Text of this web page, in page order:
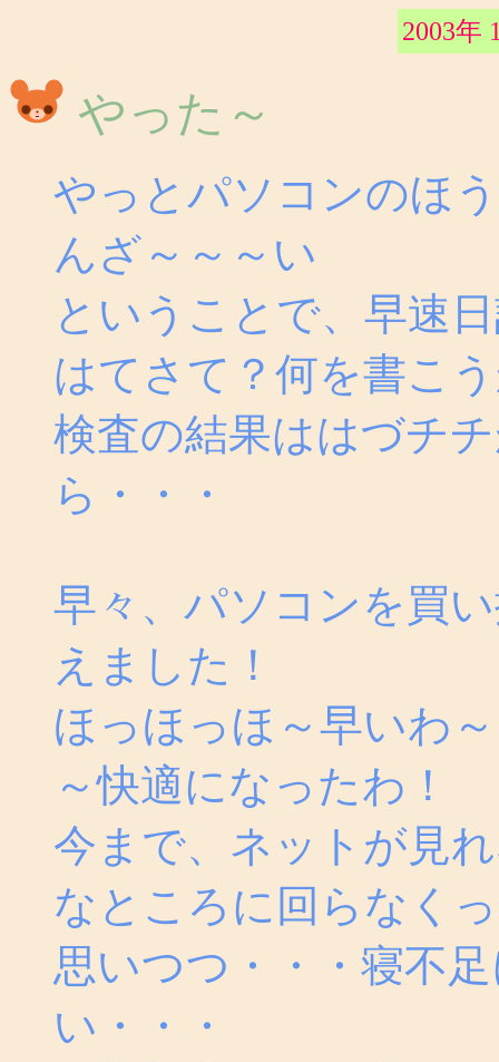
2003年
やった～
やっとパソコンのほ
んざ～～～い
ということで、早速
はてさて？何を書こ
検査の結果ははづチ
ら・・・
早々、パソコンを買
えました！
ほっほっほ～早いわ
～快適になったわ！
今まで、ネットが見
なところに回らなく
思いつつ・・・寝不
い・・・